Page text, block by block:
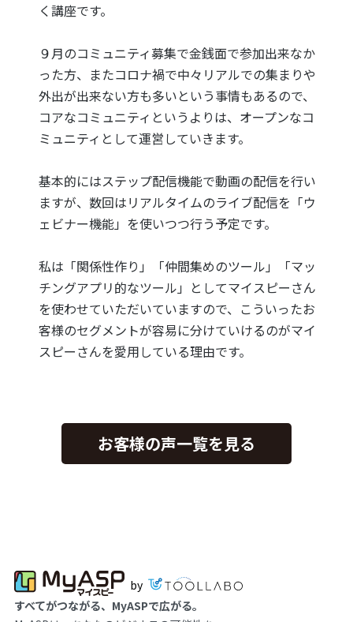
く講座です。
９月のコミュニティ募集で金銭面で参加出来なか
った方、またコロナ禍で中々リアルでの集まりや
外出が出来ない方も多いという事情もあるので、
コアなコミュニティというよりは、オープンなコ
ミュニティとして運営していきます。
基本的にはステップ配信機能で動画の配信を行い
ますが、数回はリアルタイムのライブ配信を「ウ
ェビナー機能」を使いつつ行う予定です。
私は「関係性作り」「仲間集めのツール」「マッ
チングアプリ的なツール」としてマイスピーさん
を使わせていただいていますので、こういったお
客様のセグメントが容易に分けていけるのがマイ
スピーさんを愛用している理由です。
お客様の声一覧を見る
by
すべてがつながる、MyASPで広がる。